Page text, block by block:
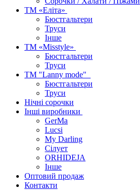
ТМ «Еліта»
Бюстгальтери
Труси
Інше
ТМ «Misstyle»
Бюстгальтери
Труси
ТМ "Lanny mode"
Бюстгальтери
Труси
Нічні сорочки
Інші виробники
GerMa
Lucsi
My Darling
Сілует
ORHIDEJA
Інше
Оптовий продаж
Контакти